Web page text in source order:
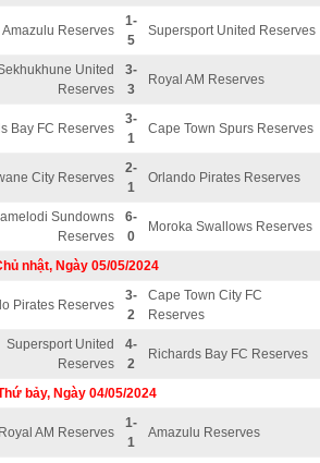
Amazulu Reserves
1-
5
Supersport United Reserves
United
Reserves
3-
3
Royal AM Reserves
Bay FC Reserves
3-
1
Cape Town Spurs Reserves
City Reserves
2-
1
Orlando Pirates Reserves
Sundowns
Reserves
6-
0
Moroka Swallows Reserves
nhật, Ngày 05/05/2024
Pirates Reserves
3-
2
Cape Town City FC
Reserves
Supersport United
Reserves
4-
2
Richards Bay FC Reserves
bảy, Ngày 04/05/2024
Royal AM Reserves
1-
1
Amazulu Reserves